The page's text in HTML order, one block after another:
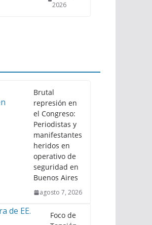
2026
Brutal
represión en
el Congreso:
Periodistas y
manifestantes
heridos en
operativo de
seguridad en
Buenos Aires
agosto 7, 2026
Foco de